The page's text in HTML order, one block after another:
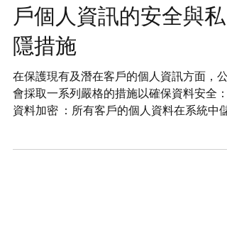
戶個人資訊的安全與私
隱措施
在保護現有及潛在客戶的個人資訊方面，公
會採取一系列嚴格的措施以確保資料安全：
資料加密 ：所有客戶的個人資料在系統中儲